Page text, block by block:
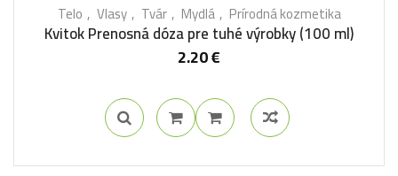
Telo Vlasy Tvár Mydlá Prírodná kozmetika
Kvitok Prenosná dóza pre tuhé výrobky (100 ml)
2.20€